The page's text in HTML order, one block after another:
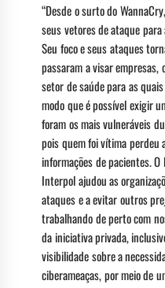
“Desde o surto do
seus vetores de ataque
Seu foco e seus ataques
passaram a visar empresas,
setor de saúde para as
modo que é possível exigir
foram os mais vulneráveis
pois quem foi vítima perdeu
informações de pacientes.
Interpol ajudou as
ataques e a evitar outros
trabalhando de perto com
da iniciativa privada,
visibilidade sobre a
ciberameaças, por meio de